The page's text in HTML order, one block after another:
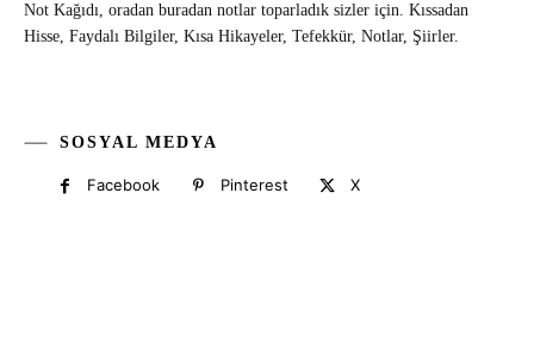
Not Kağıdı, oradan buradan notlar toparladık sizler için. Kıssadan
Hisse, Faydalı Bilgiler, Kısa Hikayeler, Tefekkür, Notlar, Şiirler.
SOSYAL MEDYA
Facebook Pinterest X